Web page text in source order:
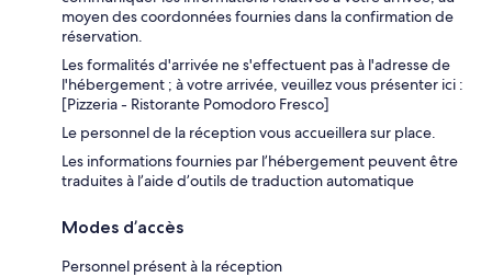
moyen des coordonnées fournies dans la confirmation de
réservation.
Les formalités d'arrivée ne s'effectuent pas à l'adresse de
l'hébergement ; à votre arrivée, veuillez vous présenter ici :
[Pizzeria - Ristorante Pomodoro Fresco]
Le personnel de la réception vous accueillera sur place.
Les informations fournies par l’hébergement peuvent être
traduites à l’aide d’outils de traduction automatique
Modes d’accès
Personnel présent à la réception